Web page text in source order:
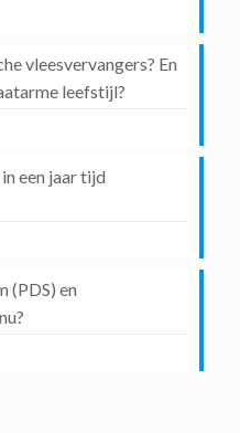
vleesvervangers? En
leefstijl?
een jaar tijd
(PDS) en